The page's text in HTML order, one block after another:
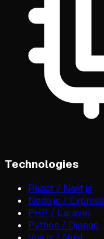
Technologies
React / Next.js
Node.js / Express
PHP / Laravel
Python / Django